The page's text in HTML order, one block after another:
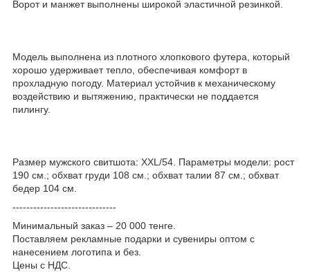
Ворот и манжет выполнены широкой эластичной резинкой.
Модель выполнена из плотного хлопкового футера, который
хорошо удерживает тепло, обеспечивая комфорт в
прохладную погоду. Материал устойчив к механическому
воздействию и вытяжению, практически не поддается
пилингу.
Размер мужского свитшота: XXL/54. Параметры модели: рост
190 см.; обхват груди 108 см.; обхват талии 87 см.; обхват
бедер 104 см.
------------------------------
Минимальный заказ – 20 000 тенге.
Поставляем рекламные подарки и сувениры оптом с
нанесением логотипа и без.
Цены с НДС.